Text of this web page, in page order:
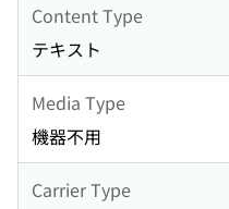
Content Type
テキスト
Media Type
機器不用
Carrier Type